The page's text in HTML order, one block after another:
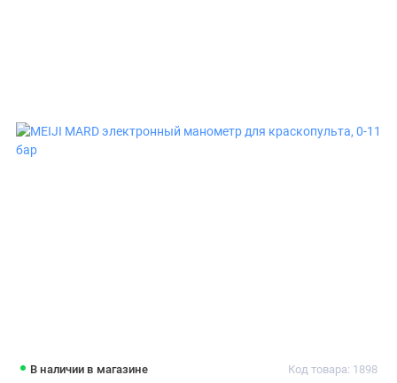
В наличии в магазине Код товара: 1898